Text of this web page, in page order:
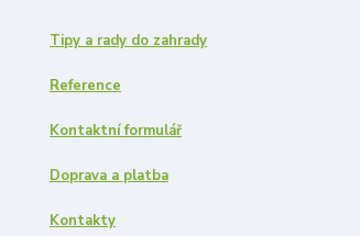
Tipy a rady do zahrady
Reference
Kontaktní formulář
Doprava a platba
Kontakty